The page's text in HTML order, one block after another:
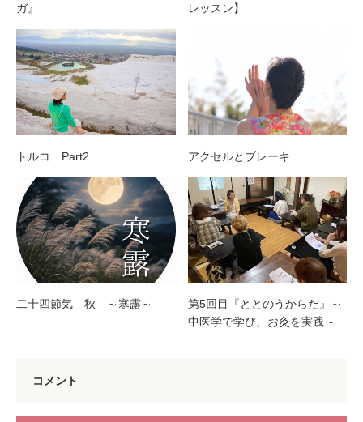
ガ』
レッスン】
トルコ Part2 アクセルとブレーキ
二十四節気 秋 ～寒露～
第5回目『ととのうからだ』～
中医学で学び、お灸を実践～
コメント